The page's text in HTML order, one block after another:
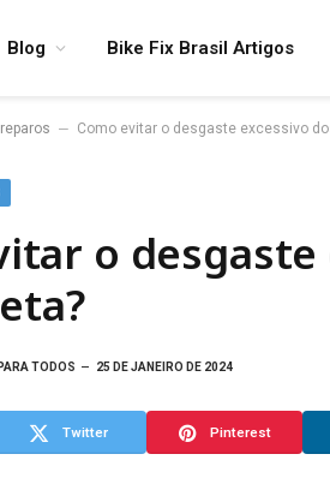
Blog Bike Fix Brasil Artigos
– Como evitar o desgaste excessivo
o
TODOS 25 DE JANEIRO DE 2024
Twitter Pinterest